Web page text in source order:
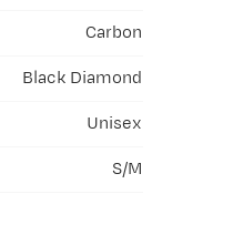
Carbon
Black Diamond
Unisex
S/M